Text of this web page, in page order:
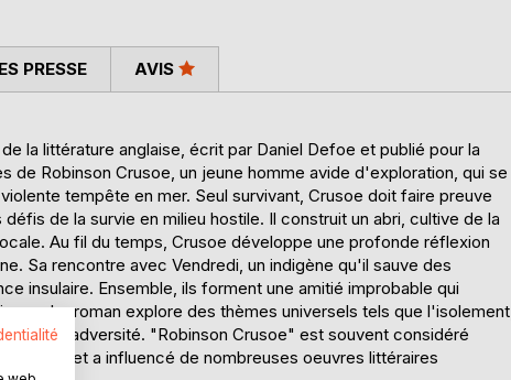
la littérature anglaise, écrit par Daniel Defoe et publié pour la
de Robinson Crusoe, un jeune homme avide d'exploration, qui se
tempête en mer. Seul survivant, Crusoe doit faire preuve
de la survie en milieu hostile. Il construit un abri, cultive de la
Au fil du temps, Crusoe développe une profonde réflexion
Sa rencontre avec Vendredi, un indigène qu'il sauve des
insulaire. Ensemble, ils forment une amitié improbable qui
Le roman explore des thèmes universels tels que
l'adversité. "Robinson Crusoe" est souvent considéré
et a influencé de nombreuses oeuvres littéraires
PRESSE AVIS